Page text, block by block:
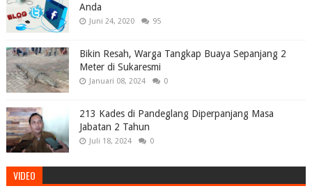
Anda
Juni 24, 2020 95
Bikin Resah, Warga Tangkap Buaya Sepanjang 2
Meter di Sukaresmi
Januari 08, 2024 0
213 Kades di Pandeglang Diperpanjang Masa
Jabatan 2 Tahun
Juli 18, 2024 0
VIDEO